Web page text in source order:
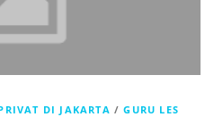
DI JAKARTA /GURU LES